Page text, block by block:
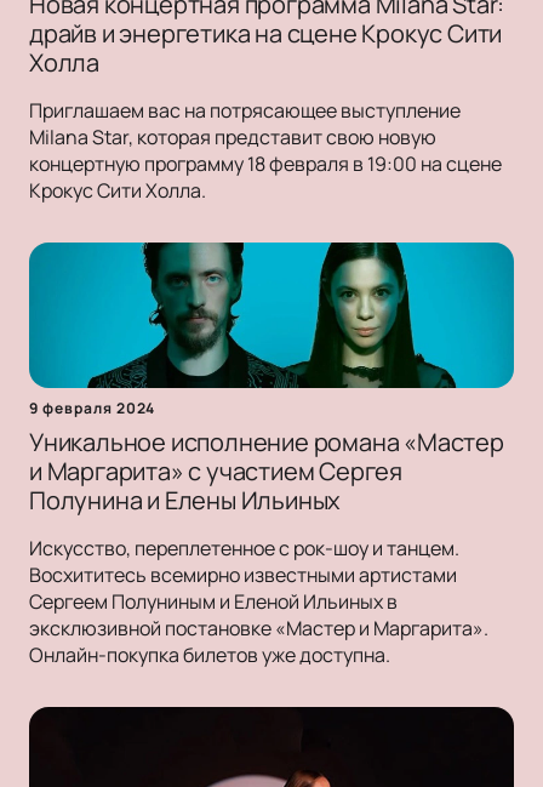
драйв и энергетика на сцене Крокус Сити
Холла
Приглашаем вас на потрясающее выступление
Milana Star, которая представит свою новую
концертную программу 18 февраля в 19:00 на сцене
Крокус Сити Холла.
9 февраля 2024
Уникальное исполнение романа «Мастер
и Маргарита» с участием Сергея
Полунина и Елены Ильиных
Искусство, переплетенное с рок-шоу и танцем.
Восхититесь всемирно известными артистами
Сергеем Полуниным и Еленой Ильиных в
эксклюзивной постановке «Мастер и Маргарита».
Онлайн-покупка билетов уже доступна.